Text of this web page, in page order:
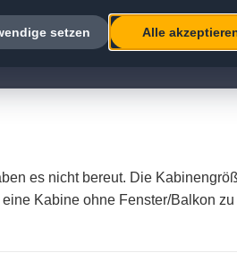
BEWERTUNG ZUR
es nicht bereut. Die
Kabine ohne Fenster/Balkon
setzen Alle